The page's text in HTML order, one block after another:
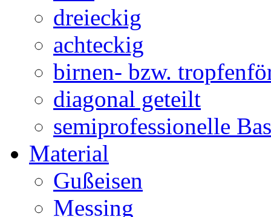
dreieckig
achteckig
birnen- bzw.
diagonal geteilt
semiprofessionelle
Material
Gußeisen
Messing